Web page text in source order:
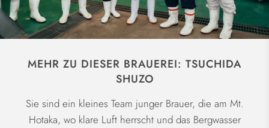
MEHR ZU DIESER BRAUEREI: TSUCHIDA
SHUZO
Sie sind ein kleines Team junger Brauer, die am Mt.
Hotaka, wo klare Luft herrscht und das Bergwasser